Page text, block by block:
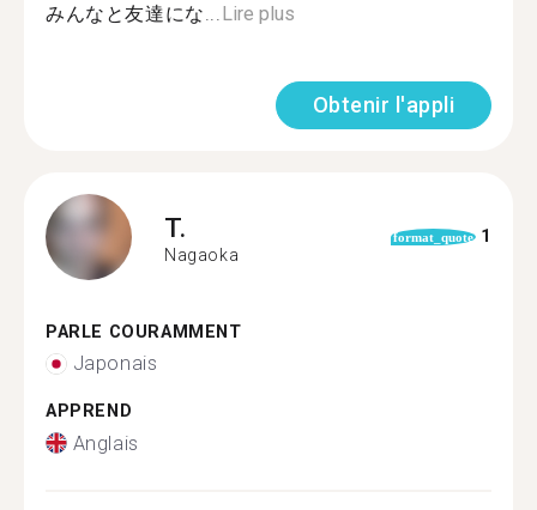
みんなと友達にな... Lire plus
Obtenir l'appli
T.
Nagaoka
format_quote 1
PARLE COURAMMENT
Japonais
APPREND
Anglais